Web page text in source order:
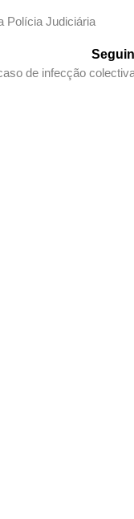
Polícia Judiciária
de infecção